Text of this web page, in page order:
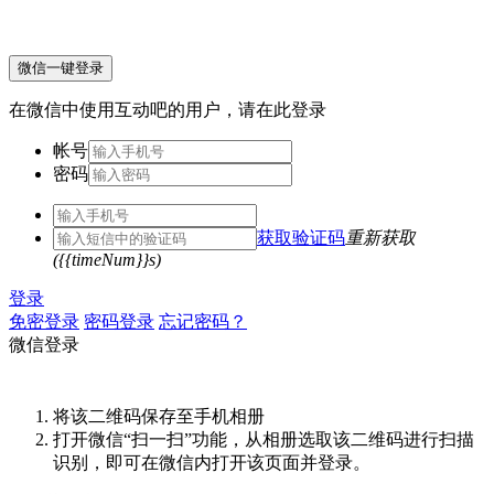
微信一键登录
在微信中使用互动吧的用户，请在此登录
帐号
密码
获取验证码重新获取
({{timeNum}}s)
登录
免密登录 密码登录 忘记密码？
微信登录
将该二维码保存至手机相册
打开微信“扫一扫”功能，从相册选取该二维码进行扫描
识别，即可在微信内打开该页面并登录。